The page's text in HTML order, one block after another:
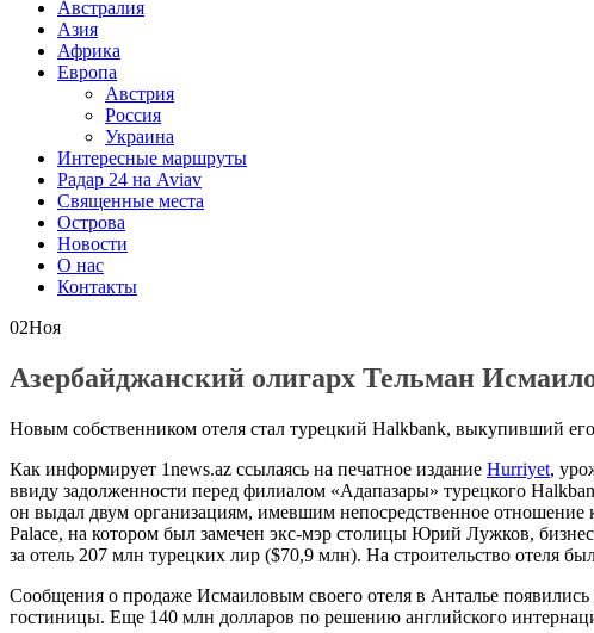
Австралия
Азия
Африка
Европа
Австрия
Россия
Украина
Интересные маршруты
Радар 24 на Aviav
Священные места
Острова
Новости
О нас
Контакты
02Ноя
Азербайджанский олигарх Тельман
Новым собственником отеля стал турецкий Halkbank, выкупивший
Как информирует 1news.az ссылаясь на печатное издание Hurriyet,
ввиду задолженности перед филиалом «Адапазары» турецкого
он выдал двум организациям, имевшим непосредственное
Palace, на котором был замечен экс-мэр столицы Юрий Лужков,
за отель 207 млн турецких лир ($70,9 млн). На строительство отеля
Сообщения о продаже Исмаиловым своего отеля в Анталье
гостиницы. Еще 140 млн долларов по решению английского